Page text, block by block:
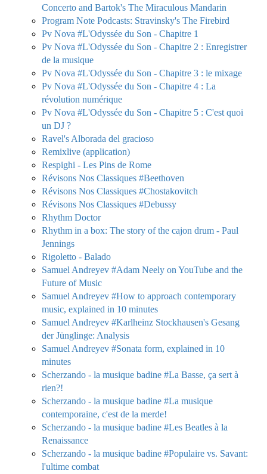
Concerto and Bartok's The Miraculous Mandarin
Program Note Podcasts: Stravinsky's The Firebird
Pv Nova #L'Odyssée du Son - Chapitre 1
Pv Nova #L'Odyssée du Son - Chapitre 2 : Enregistrer
de la musique
Pv Nova #L'Odyssée du Son - Chapitre 3 : le mixage
Pv Nova #L'Odyssée du Son - Chapitre 4 : La
révolution numérique
Pv Nova #L'Odyssée du Son - Chapitre 5 : C'est quoi
un DJ ?
Ravel's Alborada del gracioso
Remixlive (application)
Respighi - Les Pins de Rome
Révisons Nos Classiques #Beethoven
Révisons Nos Classiques #Chostakovitch
Révisons Nos Classiques #Debussy
Rhythm Doctor
Rhythm in a box: The story of the cajon drum - Paul
Jennings
Rigoletto - Balado
Samuel Andreyev #Adam Neely on YouTube and the
Future of Music
Samuel Andreyev #How to approach contemporary
music, explained in 10 minutes
Samuel Andreyev #Karlheinz Stockhausen's Gesang
der Jünglinge: Analysis
Samuel Andreyev #Sonata form, explained in 10
minutes
Scherzando - la musique badine #La Basse, ça sert à
rien?!
Scherzando - la musique badine #La musique
contemporaine, c'est de la merde!
Scherzando - la musique badine #Les Beatles à la
Renaissance
Scherzando - la musique badine #Populaire vs. Savant:
l'ultime combat